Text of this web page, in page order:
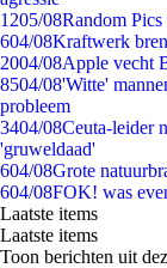
1205/08Random
604/08Kraftwerk
2004/08Apple vecht
8504/08'Witte'
probleem
3404/08Ceuta-leider
'gruweldaad'
604/08Grote
604/08FOK! was
Laatste items
Laatste items
Toon berichten uit